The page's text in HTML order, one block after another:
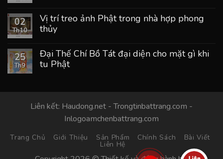
02
Th10
Vị trí treo ảnh Phật trong nhà hợp phong
thủy
25
Th9
Đại Thế Chí Bồ Tát đại diện cho mặt gì khi
tu Phật
Liên kết: Haudong.net -Trongtinbattrang.com -
Inlogoamchenbattrang.com
Trang Chủ Giới Thiệu Sản Phẩm Chính Sách Bài Viết
Liên Hệ